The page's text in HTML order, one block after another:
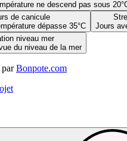
ne descend pas sous
de canicule
dépasse 35°C
Jours
niveau mer
du niveau de la mer
Bonpote.com